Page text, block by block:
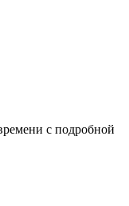
с подробной